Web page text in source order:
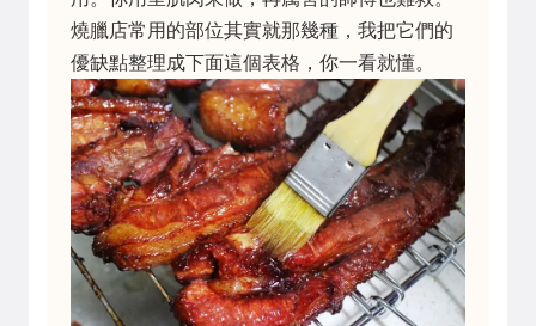
燒臘店常用的部位其實就那幾種，我把它們的
優缺點整理成下面這個表格，你一看就懂。